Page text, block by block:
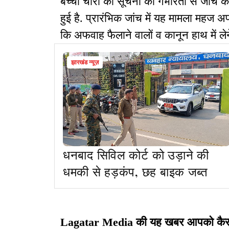
हुई है. प्रारंभिक जांच में यह मामला महज
कि अफवाह फैलाने वालों व कानून हाथ में
झारखंड न्यूज़
धनबाद सिविल कोर्ट को उड़ाने की
धमकी से हड़कंप, छह बाइक जब्त
Lagatar Media की यह खबर आपको